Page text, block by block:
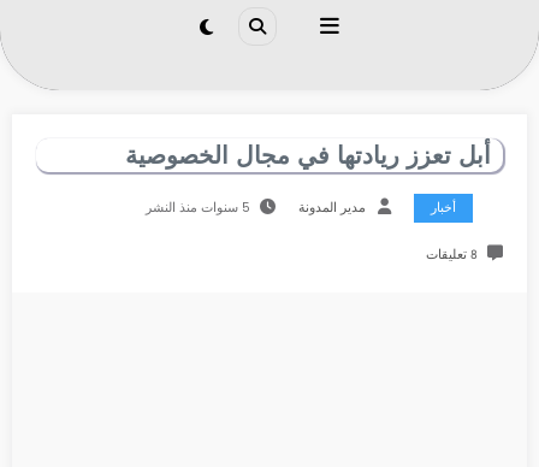
أبل تعزز ريادتها في مجال الخصوصية
أخبار مدير المدونة 5 سنوات منذ النشر
8 تعليقات